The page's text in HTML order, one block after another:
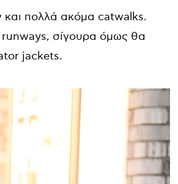
και πολλά ακόμα catwalks.
runways, σίγουρα όμως θα
jackets.